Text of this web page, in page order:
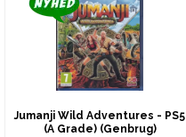
Jumanji Wild Adventures - PS5
(A Grade) (Genbrug)